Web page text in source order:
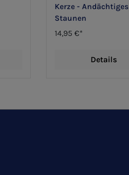
Kerze - Andächtiges
Staunen
14,95 €*
Details